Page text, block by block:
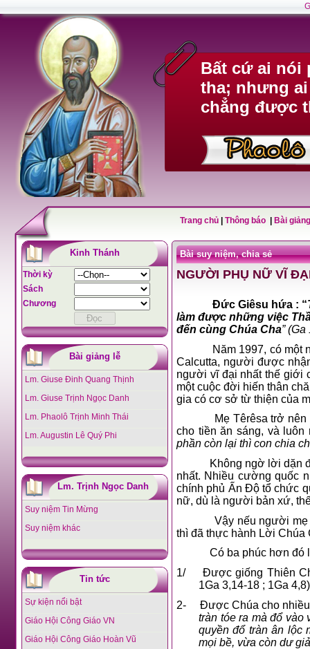
Bất cứ ai nói
tha; nhưng
chẳng được
Trang chủ Thông báo Bài
Kinh Thánh
Thời kỳ
Sách
Chương
Bài giảng lễ
Lm. Giuse Đinh Quang Thịnh
Lm. Giuse Trịnh Ngọc Danh
Lm. Phaolô Trịnh Minh Thái
Lm. Augustin Lê Quý Phi
Lm. Trịnh Ngọc Danh
Suy niệm Tin Mừng
Suy niệm khác
Tin tức
Sự kiện nổi bật
Giáo Hội Công Giáo VN
Giáo Hội Công Giáo Hoàn Vũ
Bài suy niệm, chia sẻ
NGƯỜI PHỤ NỮ VĨ
Đức Giêsu hứa : “
làm được những việc
đến cùng Chúa Cha”
Năm 1997, có một
Calcutta, người được
người vĩ đại nhất thế giới
một cuộc đời hiến thân
gia có cơ sở từ thiện của
Mẹ Têrêsa trở
cho tiền ăn sáng, và luôn
phần còn lại thì con chia
Không ngờ lời dặn
nhất. Nhiều cường quốc
chính phủ Ấn Độ tổ chức
nữ, dù là người bản xứ,
Vậy nếu người mẹ
thì đã thực hành Lời Chúa
Có ba phúc hơn đó
1/
Được giống Thiên
1Ga 3,14-18 ; 1Ga
2-
Được Chúa cho
tràn tóe ra mà đổ vào
quyền đổ tràn ân lộc
mọi bề, vừa còn dư